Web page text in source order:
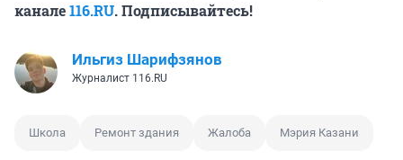
канале116.RU. Подписывайтесь!
Ильгиз Шарифзянов
Журналист 116.RU
Школа Ремонт здания Жалоба Мэрия Казани